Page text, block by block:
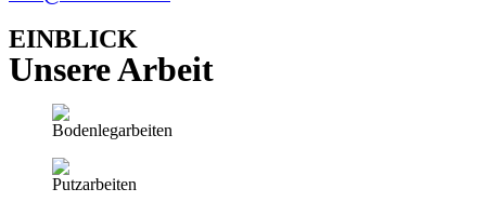
EINBLICK
Unsere Arbeit